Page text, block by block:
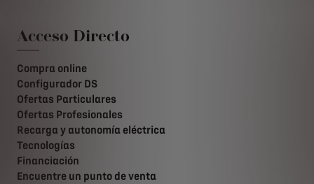
Acceso Directo
Compra online
Configurador DS
Ofertas Particulares
Ofertas Profesionales
Recarga y autonomía eléctrica
Tecnologías
Financiación
Encuentre un punto de venta